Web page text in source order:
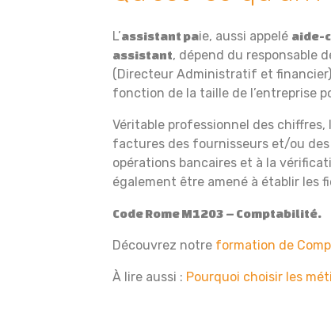
L’assistant paie, aussi appelé aide-
assistant, dépend du responsable
(Directeur Administratif et
fonction de la taille de l’entreprise
Véritable professionnel des chiffres,
factures des fournisseurs et/ou
opérations bancaires et à la
également être amené à établir les
Code Rome M1203 – Comptabilité.
Découvrez notre formation de
À lire aussi : Pourquoi choisir les